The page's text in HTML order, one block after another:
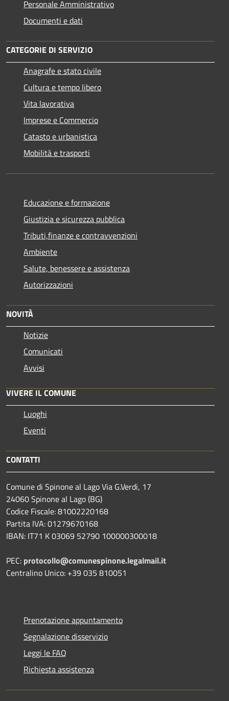
Personale Amministrativo
Documenti e dati
CATEGORIE DI SERVIZIO
Anagrafe e stato civile
Cultura e tempo libero
Vita lavorativa
Imprese e Commercio
Catasto e urbanistica
Mobilità e trasporti
Educazione e formazione
Giustizia e sicurezza pubblica
Tributi,finanze e contravvenzioni
Ambiente
Salute, benessere e assistenza
Autorizzazioni
NOVITÀ
Notizie
Comunicati
Avvisi
VIVERE IL COMUNE
Luoghi
Eventi
CONTATTI
Comune di Spinone al Lago Via G.Verdi, 17
24060 Spinone al Lago (BG)
Codice Fiscale: 81002220168
Partita IVA: 01279670168
IBAN: IT71 K 03069 52790 100000300018
PEC: protocollo@comunespinone.legalmail.it
Centralino Unico: +39 035 810051
Prenotazione appuntamento
Segnalazione disservizio
Leggi le FAQ
Richiesta assistenza